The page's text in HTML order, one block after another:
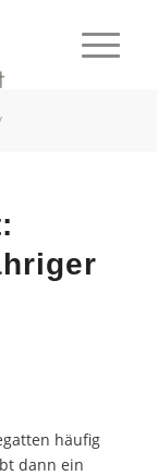
häufig
dann ein